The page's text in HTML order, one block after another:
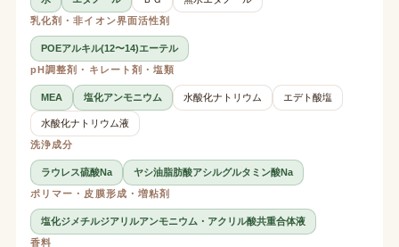
乳化剤・非イオン界面活性剤
POEアルキル(12〜14)エーテル
pH調整剤・キレート剤・塩類
MEA 塩化アンモニウム 水酸化ナトリウム エデト酸塩
水酸化ナトリウム液
洗浄成分
ラウレス硫酸Na
ヤシ油脂肪酸アシルグルタミン酸Na
ポリマー・皮膜形成・増粘剤
塩化ジメチルジアリルアンモニウム・アクリル酸共重合体液
香料